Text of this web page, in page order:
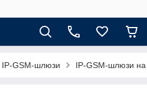
IP-GSM-шлюзи IP-GSM-шлюзи на